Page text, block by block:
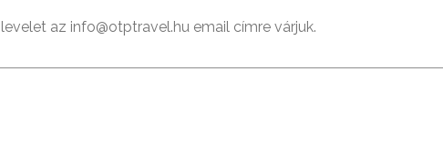
az info@otptravel.hu email címre várjuk.